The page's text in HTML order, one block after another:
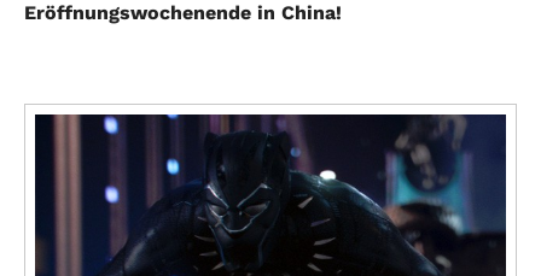
Eröffnungswochenende in China!